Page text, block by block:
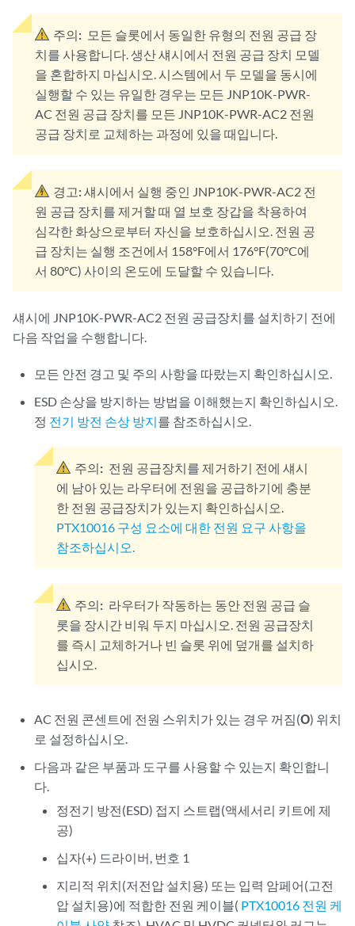
주의: 모든 슬롯에서 동일한 유형의 전원 공급 장
치를 사용합니다. 생산 섀시에서 전원 공급 장치 모델
을 혼합하지 마십시오. 시스템에서 두 모델을 동시에
실행할 수 있는 유일한 경우는 모든 JNP10K-PWR-
AC 전원 공급 장치를 모든 JNP10K-PWR-AC2 전원
공급 장치로 교체하는 과정에 있을 때입니다.
경고:섀시에서 실행 중인 JNP10K-PWR-AC2 전
원 공급 장치를 제거할 때 열 보호 장갑을 착용하여
심각한 화상으로부터 자신을 보호하십시오. 전원 공
급 장치는 실행 조건에서 158°F에서 176°F(70°C에
서 80°C) 사이의 온도에 도달할 수 있습니다.
섀시에 JNP10K-PWR-AC2 전원 공급장치를 설치하기 전에
다음 작업을 수행합니다.
모든 안전 경고 및 주의 사항을 따랐는지 확인하십시오.
ESD 손상을 방지하는 방법을 이해했는지 확인하십시오.
정 전기 방전 손상 방지를 참조하십시오.
주의: 전원 공급장치를 제거하기 전에 섀시
에 남아 있는 라우터에 전원을 공급하기에 충분
한 전원 공급장치가 있는지 확인하십시오.
PTX10016 구성 요소에 대한 전원 요구 사항을
참조하십시오.
주의: 라우터가 작동하는 동안 전원 공급 슬
롯을 장시간 비워 두지 마십시오. 전원 공급장치
를 즉시 교체하거나 빈 슬롯 위에 덮개를 설치하
십시오.
AC 전원 콘센트에 전원 스위치가 있는 경우 꺼짐(O) 위치
로 설정하십시오.
다음과 같은 부품과 도구를 사용할 수 있는지 확인합니
다.
정전기 방전(ESD) 접지 스트랩(액세서리 키트에 제
공)
십자(+) 드라이버, 번호 1
지리적 위치(저전압 설치용) 또는 입력 암페어(고전
압 설치용)에 적합한 전원 케이블( PTX10016 전원 케